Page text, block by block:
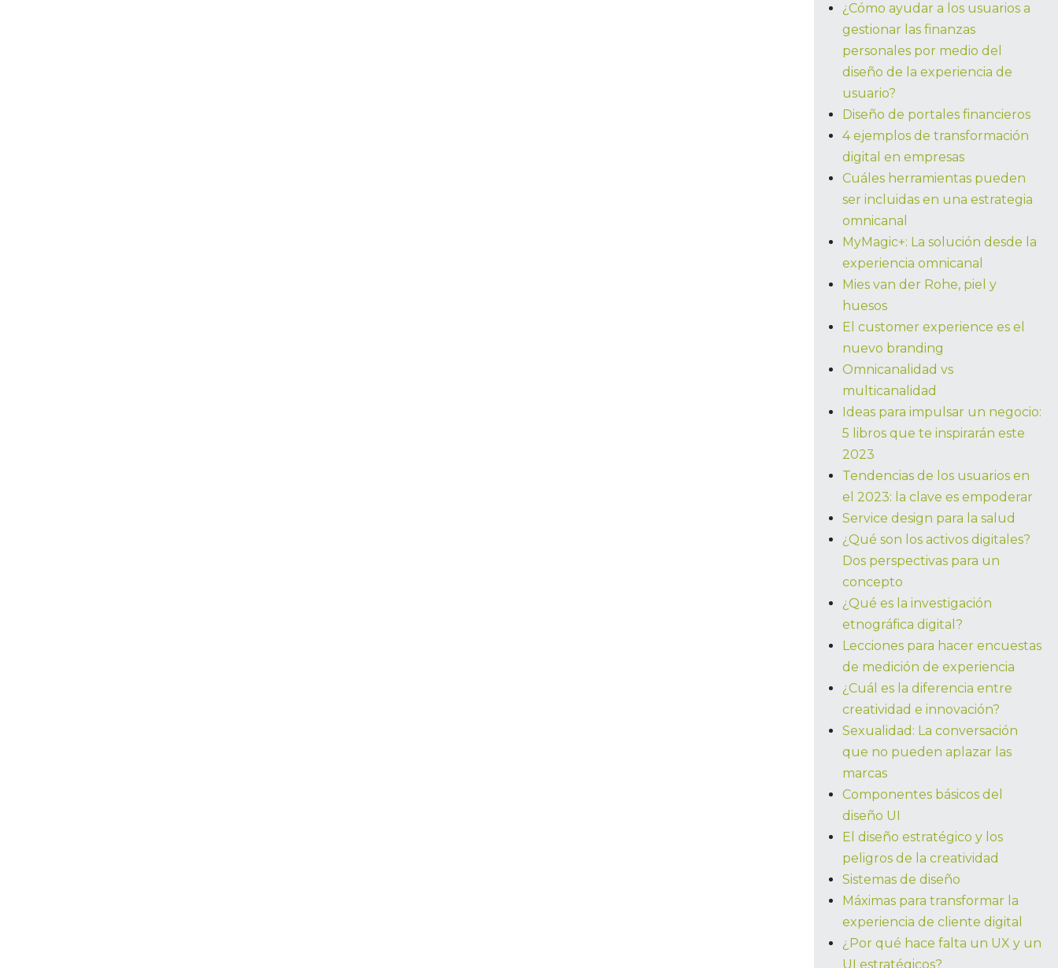
¿Cómo ayudar a los usuarios a
gestionar las finanzas
personales por medio del
diseño de la experiencia de
usuario?
Diseño de portales financieros
4 ejemplos de transformación
digital en empresas
Cuáles herramientas pueden
ser incluidas en una estrategia
omnicanal
MyMagic+: La solución desde la
experiencia omnicanal
Mies van der Rohe, piel y
huesos
El customer experience es el
nuevo branding
Omnicanalidad vs
multicanalidad
Ideas para impulsar un negocio:
5 libros que te inspirarán este
2023
Tendencias de los usuarios en
el 2023: la clave es empoderar
Service design para la salud
¿Qué son los activos digitales?
Dos perspectivas para un
concepto
¿Qué es la investigación
etnográfica digital?
Lecciones para hacer encuestas
de medición de experiencia
¿Cuál es la diferencia entre
creatividad e innovación?
Sexualidad: La conversación
que no pueden aplazar las
marcas
Componentes básicos del
diseño UI
El diseño estratégico y los
peligros de la creatividad
Sistemas de diseño
Máximas para transformar la
experiencia de cliente digital
¿Por qué hace falta un UX y un
UI estratégicos?